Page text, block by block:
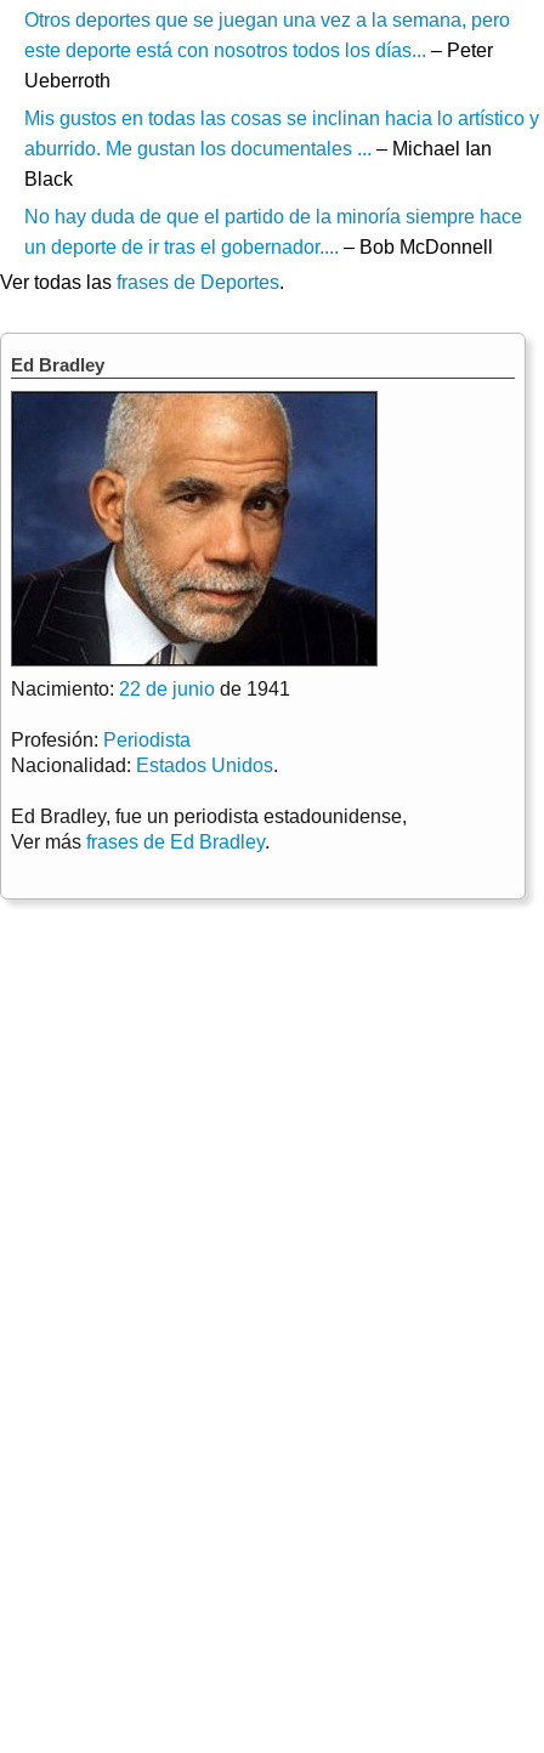
Otros deportes que se juegan una vez a la semana, pero
este deporte está con nosotros todos los días... – Peter
Ueberroth
Mis gustos en todas las cosas se inclinan hacia lo artístico y
aburrido. Me gustan los documentales ... – Michael Ian
Black
No hay duda de que el partido de la minoría siempre hace
un deporte de ir tras el gobernador.... – Bob McDonnell
Ver todas las frases de Deportes.
Ed Bradley
Nacimiento: 22 de junio de 1941
Profesión: Periodista
Nacionalidad: Estados Unidos.
Ed Bradley, fue un periodista estadounidense,
Ver más frases de Ed Bradley.